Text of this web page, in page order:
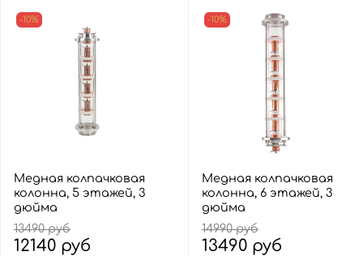
-10%
Медная колпачковая
колонна, 5 этажей, 3
дюйма
13490 руб
12140 руб
-10%
Медная колпачковая
колонна, 6 этажей, 3
дюйма
14990 руб
13490 руб